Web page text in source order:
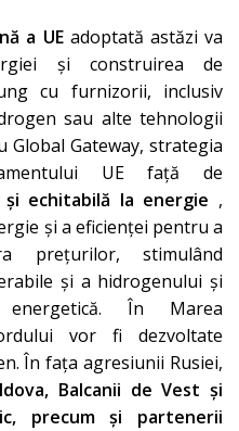
a UEadoptată astăzi va
și construirea de
cu furnizorii, inclusiv
sau alte tehnologii
Global Gateway, strategia
UE față de
și echitabilă la energie ,
și a eficienței pentru a
prețurilor, stimulând
și a hidrogenului și
energetică. În Marea
vor fi dezvoltate
În fața agresiunii Rusiei,
Balcanii de Vest și
precum și partenerii